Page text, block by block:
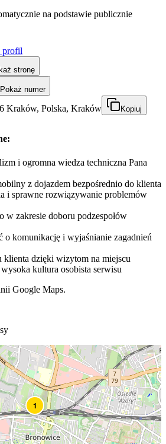
na podstawie publicznie
profil
stronę
Pokaż numer
Kraków, Polska, Kraków Kopiuj
i ogromna wiedza techniczna Pana
z dojazdem bezpośrednio do klienta
i sprawne rozwiązywanie problemów
w zakresie doboru podzespołów
o komunikację i wyjaśnianie zagadnień
klienta dzięki wizytom na miejscu
kultura osobista serwisu
Google Maps.
1